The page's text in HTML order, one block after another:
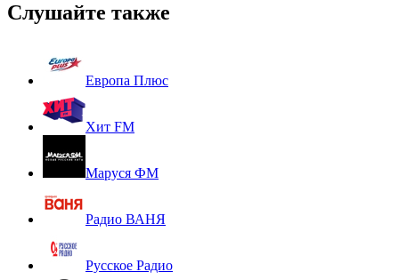
Слушайте также
Европа Плюс
Хит FM
Маруся ФМ
Радио ВАНЯ
Русское Радио